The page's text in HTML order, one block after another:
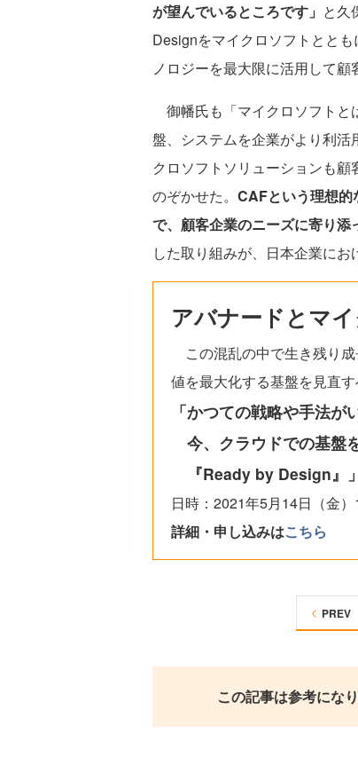
が望んでいるところです」 と久
Designをマイクロソフトとと
ノロジーを最大限に活用して顧
御幡氏も「マイクロソフトと
盤、システムを企業がより利
クロソフトソリューションも
のぞかせた。 CAFという理想
で、顧客企業のニーズに寄り
した取り組みが、日本企業にお
アバナードとマ
この混乱の中で生き残り
値を最大化する基盤を見直す
「かつての戦略や手法が
今、クラウドでの基盤
『Ready by Design』」
日時：2021年5月14日（金
詳細・申し込みはこちら
PREV
この記事は参考にな